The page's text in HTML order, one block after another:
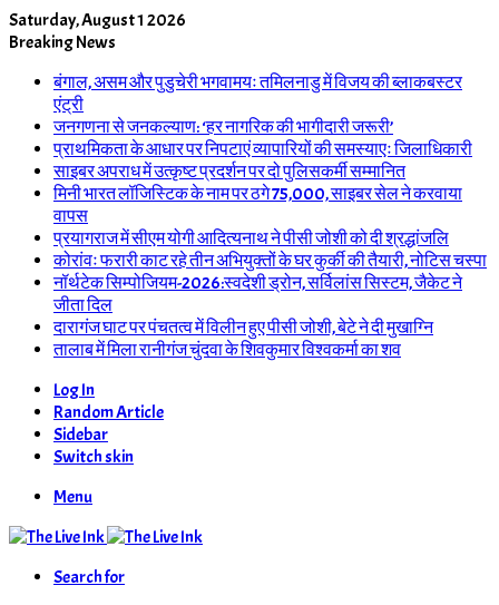
Saturday, August 1 2026
Breaking News
बंगाल, असम और पुडुचेरी भगवामयः तमिलनाडु में विजय की ब्लाकबस्टर
एंट्री
जनगणना से जनकल्याण: ‘हर नागरिक की भागीदारी जरूरी’
प्राथमिकता के आधार पर निपटाएं व्यापारियों की समस्याएः जिलाधिकारी
साइबर अपराध में उत्कृष्ट प्रदर्शन पर दो पुलिसकर्मी सम्मानित
मिनी भारत लॉजिस्टिक के नाम पर ठगे 75,000, साइबर सेल ने करवाया
वापस
प्रयागराज में सीएम योगी आदित्यनाथ ने पीसी जोशी को दी श्रद्धांजलि
कोरांवः फरारी काट रहे तीन अभियुक्तों के घर कुर्की की तैयारी, नोटिस चस्पा
नॉर्थटेक सिम्पोजियम-2026:स्वदेशी ड्रोन, सर्विलांस सिस्टम, जैकेट ने
जीता दिल
दारागंज घाट पर पंचतत्व में विलीन हुए पीसी जोशी, बेटे ने दी मुखाग्नि
तालाब में मिला रानीगंज चुंदवा के शिवकुमार विश्वकर्मा का शव
Log In
Random Article
Sidebar
Switch skin
Menu
Search for